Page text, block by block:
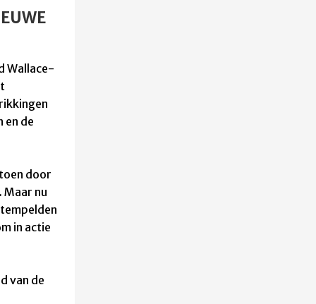
Wallace-
en de
door
nu
in actie
van de